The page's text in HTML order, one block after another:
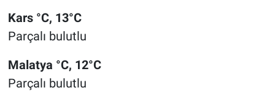
Kars °C, 13°C
Parçalı bulutlu
Malatya °C, 12°C
Parçalı bulutlu